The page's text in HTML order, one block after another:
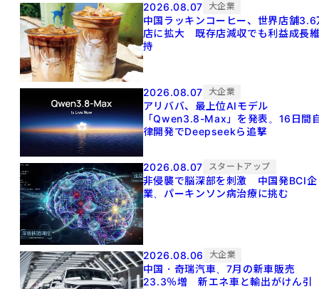
2026.08.07 大企業
中国ラッキンコーヒー、世界店舗3.6
店に拡大 既存店減収でも利益成長
持
2026.08.07 大企業
アリババ、最上位AIモデル
「Qwen3.8-Max」を発表。16日間
律開発でDeepseekら追撃
2026.08.07 スタートアップ
非侵襲で脳深部を刺激 中国発BCI企
業、パーキンソン病治療に挑む
2026.08.06 大企業
中国・奇瑞汽車、7月の新車販売
23.3％増 新エネ車と輸出がけん引